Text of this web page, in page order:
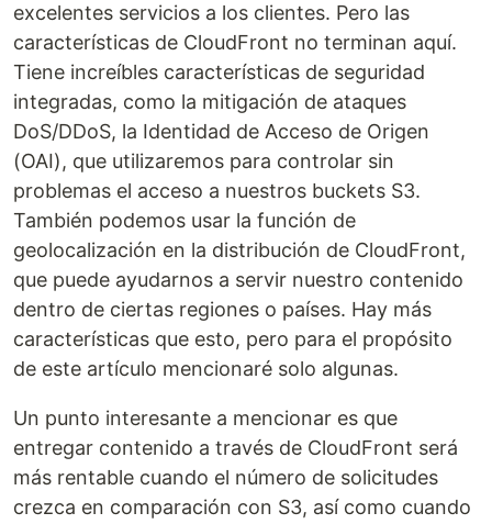
excelentes servicios a los clientes. Pero las
características de CloudFront no terminan aquí.
Tiene increíbles características de seguridad
integradas, como la mitigación de ataques
DoS/DDoS, la Identidad de Acceso de Origen
(OAI), que utilizaremos para controlar sin
problemas el acceso a nuestros buckets S3.
También podemos usar la función de
geolocalización en la distribución de CloudFront,
que puede ayudarnos a servir nuestro contenido
dentro de ciertas regiones o países. Hay más
características que esto, pero para el propósito
de este artículo mencionaré solo algunas.
Un punto interesante a mencionar es que
entregar contenido a través de CloudFront será
más rentable cuando el número de solicitudes
crezca en comparación con S3, así como cuando